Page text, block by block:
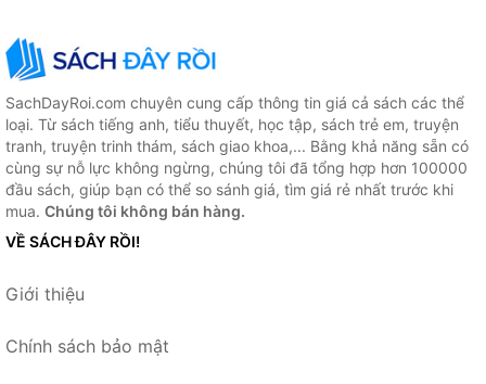
SachDayRoi.com chuyên cung cấp thông tin giá cả sách các thể
loại. Từ sách tiếng anh, tiểu thuyết, học tập, sách trẻ em, truyện
tranh, truyện trinh thám, sách giao khoa,... Bằng khả năng sẵn có
cùng sự nỗ lực không ngừng, chúng tôi đã tổng hợp hơn 100000
đầu sách, giúp bạn có thể so sánh giá, tìm giá rẻ nhất trước khi
mua. Chúng tôi không bán hàng.
VỀ SÁCH ĐÂY RỒI!
Giới thiệu
Chính sách bảo mật